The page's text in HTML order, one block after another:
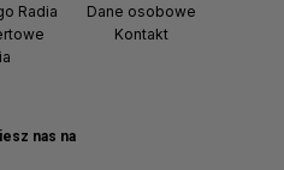
nas na
Radia
Dane osobowe
Kontakt